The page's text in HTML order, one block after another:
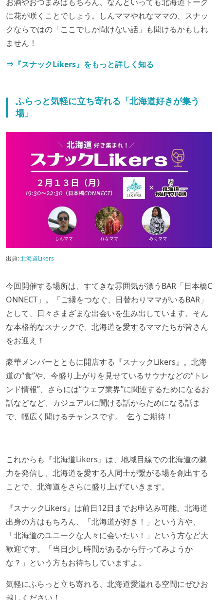
に花が咲くことでしょう。しんママやれなママの、スナッ
クならではの「ここでしか聞けない話」も聞けるかもしれ
ません！
⇒『スナックLikers』をもっと詳しく知る
ふらっと気軽に立ち寄れる「北海道好きが集う
場」
出典:北海道Likers
今回開催する場所は、すてきな雰囲気が漂うBAR「日本橋C
ONNECT」。「ご縁をつなぐ、日替わりママがいるBAR」
として、日々さまざまな出会いを生み出しています。そん
な本格的なスナックで、北海道を愛するママたちが皆さん
をお迎え！
豪華メンバーとともに開店する『スナックLikers』。北海
道の“食”や、今盛り上がりを見せているサウナなどの“トレ
ンド情報”、さらには“ウェブ業界”に関連するためになるお
話などなど、カジュアルに聞ける話からためになる話ま
で、幅広く聞けるチャンスです。 乞うご期待！
これからも『北海道Likers』は、地域目線での北海道の魅
力を発信し、北海道を愛する人同士が繋がる場を創出する
ことで、北海道をさらに盛り上げていきます。
『スナックLikers』は前日12日までお申込み可能。北海道
出身の方はもちろん、「北海道が好き！」という方や、
「北海道のユニークな人々に会いたい！」という方など大
歓迎です。「当日少し時間があるから行ってみようか
な？」という方もお待ちしていますよ。
気軽にふらっと立ち寄れる、北海道愛溢れる空間にぜひお
越しください！